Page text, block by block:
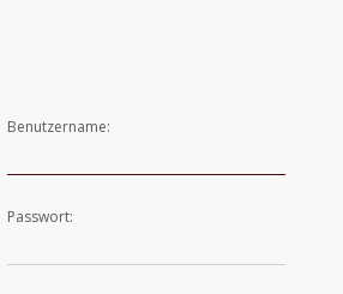
Benutzername:
Passwort: